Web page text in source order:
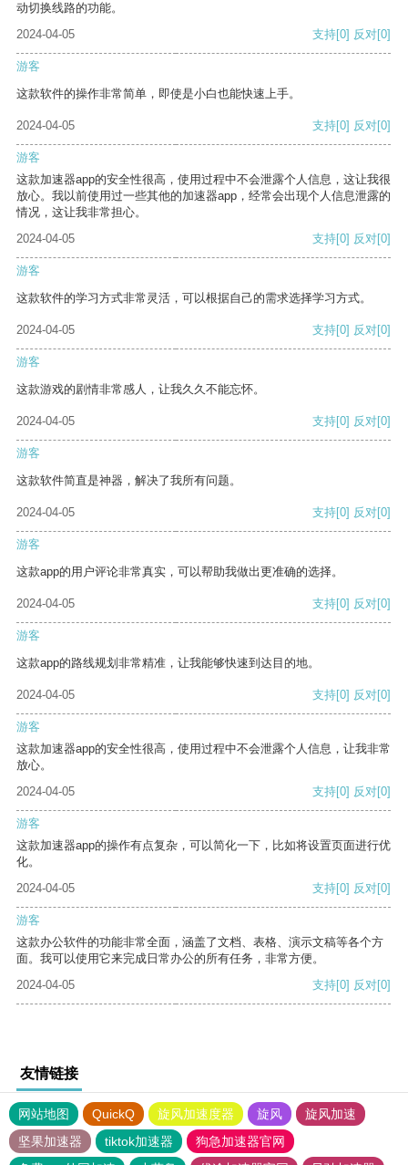
动切换线路的功能。
2024-04-05
支持[0] 反对[0]
游客
这款软件的操作非常简单，即使是小白也能快速上手。
2024-04-05 支持[0] 反对[0]
游客
这款加速器app的安全性很高，使用过程中不会泄露个人信息，这让我很
放心。我以前使用过一些其他的加速器app，经常会出现个人信息泄露的
情况，这让我非常担心。
2024-04-05
支持[0] 反对[0]
游客
这款软件的学习方式非常灵活，可以根据自己的需求选择学习方式。
2024-04-05 支持[0] 反对[0]
游客
这款游戏的剧情非常感人，让我久久不能忘怀。
2024-04-05 支持[0] 反对[0]
游客
这款软件简直是神器，解决了我所有问题。
2024-04-05 支持[0] 反对[0]
游客
这款app的用户评论非常真实，可以帮助我做出更准确的选择。
2024-04-05 支持[0] 反对[0]
游客
这款app的路线规划非常精准，让我能够快速到达目的地。
2024-04-05 支持[0] 反对[0]
游客
这款加速器app的安全性很高，使用过程中不会泄露个人信息，让我非常
放心。
2024-04-05
支持[0] 反对[0]
游客
这款加速器app的操作有点复杂，可以简化一下，比如将设置页面进行优
化。
2024-04-05
支持[0] 反对[0]
游客
这款办公软件的功能非常全面，涵盖了文档、表格、演示文稿等各个方
面。我可以使用它来完成日常办公的所有任务，非常方便。
2024-04-05
支持[0] 反对[0]
友情链接
网站地图 QuickQ 旋风加速度器 旋风
旋风加速
坚果加速器
tiktok加速器
狗急加速器官网